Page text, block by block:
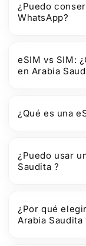
¿Puedo
WhatsApp?
eSIM vs SIM:
en Arabia
¿Qué es una
¿Puedo usar
Saudita ?
¿Por qué
Arabia Saudita